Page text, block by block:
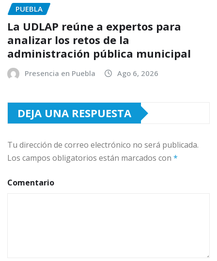
PUEBLA
La UDLAP reúne a expertos para
analizar los retos de la
administración pública municipal
Presencia en Puebla Ago 6, 2026
DEJA UNA RESPUESTA
Tu dirección de correo electrónico no será publicada.
Los campos obligatorios están marcados con *
Comentario